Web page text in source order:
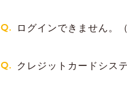
Q. ログインできません。
Q. クレジットカードシス